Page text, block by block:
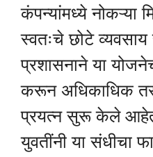
कंपन्यांमध्ये नोकऱ्या
स्वतःचे छोटे
प्रशासनाने या
करून अधिकाधिक
प्रयत्न सुरू केले
युवतींनी या संधीचा